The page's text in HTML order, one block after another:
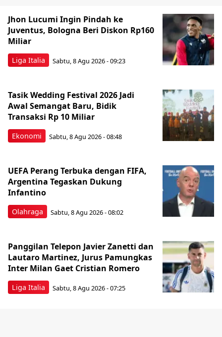
Liga Italia
Jhon Lucumi Ingin Pindah ke
Juventus, Bologna Beri Diskon Rp160
Miliar
Sabtu, 8 Agu 2026 - 09:23
Ekonomi
Tasik Wedding Festival 2026 Jadi
Awal Semangat Baru, Bidik
Transaksi Rp 10 Miliar
Sabtu, 8 Agu 2026 - 08:48
Olahraga
UEFA Perang Terbuka dengan FIFA,
Argentina Tegaskan Dukung
Infantino
Sabtu, 8 Agu 2026 - 08:02
Liga Italia
Panggilan Telepon Javier Zanetti dan
Lautaro Martinez, Jurus Pamungkas
Inter Milan Gaet Cristian Romero
Sabtu, 8 Agu 2026 - 07:25